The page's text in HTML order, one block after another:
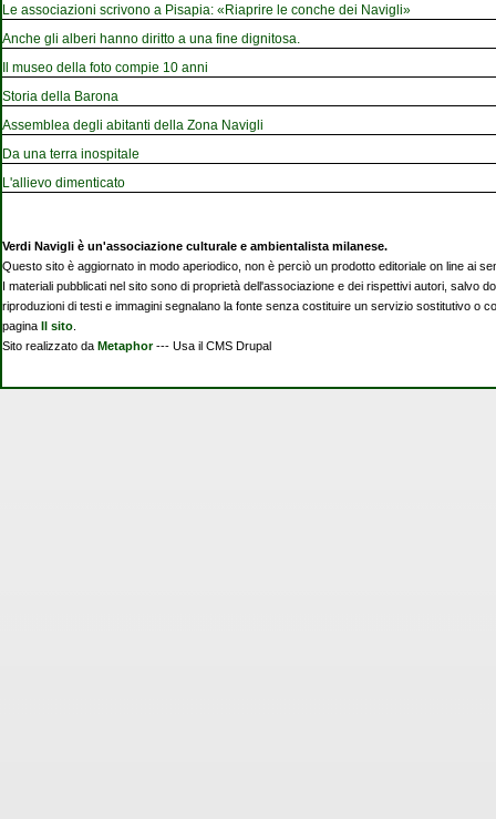
Le associazioni scrivono a Pisapia: «Riaprire le conche dei Navigli»
Anche gli alberi hanno diritto a una fine dignitosa.
Il museo della foto compie 10 anni
Storia della Barona
Assemblea degli abitanti della Zona Navigli
Da una terra inospitale
L'allievo dimenticato
Verdi Navigli è un'associazione culturale e ambientalista milanese.
Questo sito è aggiornato in modo aperiodico, non è perciò un prodotto editoriale on line ai
I materiali pubblicati nel sito sono di proprietà dell'associazione e dei rispettivi autori, salvo
riproduzioni di testi e immagini segnalano la fonte senza costituire un servizio sostitutivo o
pagina Il sito
Sito realizzato da Metaphor--- Usa il CMS Drupal